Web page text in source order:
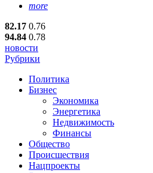
more
82.17 0.76
94.84 0.78
новости
Рубрики
Политика
Бизнес
Экономика
Энергетика
Недвижимость
Финансы
Общество
Происшествия
Нацпроекты